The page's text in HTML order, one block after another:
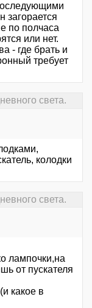
загорается
по полчаса
или нет.
- где брать и
требует
света.
колодки
света.
лампочки,на
от пускателя
какое в